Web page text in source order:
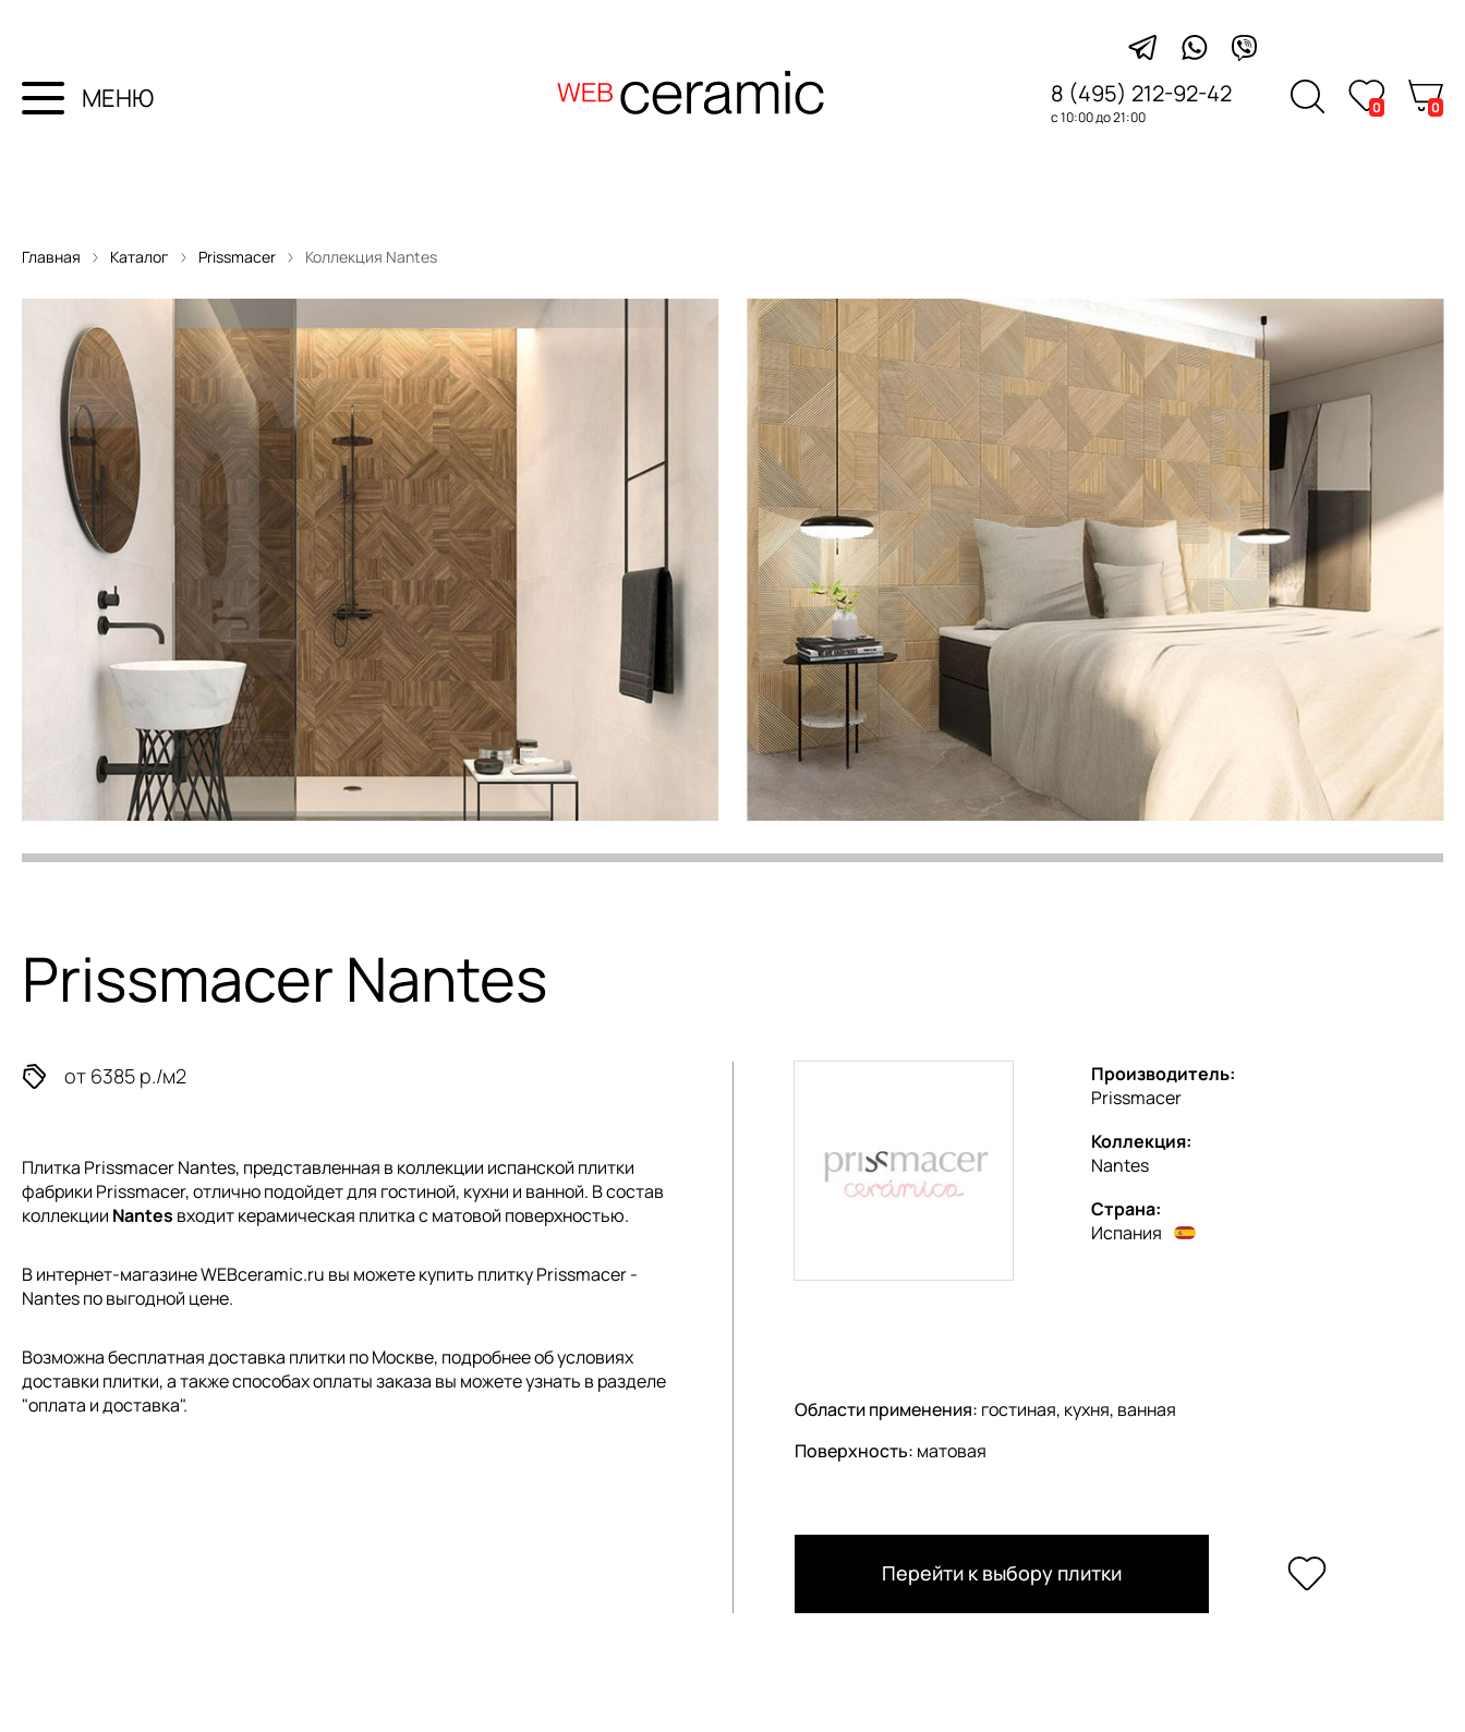
МЕНЮ 8 (495) 212-92-42
с 10:00 до 21:00
0 0
Главная Каталог Prissmacer Коллекция Nantes
Prissmacer Nantes
от 6385 р./м2
Плитка Prissmacer Nantes, представленная в коллекции испанской плитки
фабрики Prissmacer, отлично подойдет для гостиной, кухни и ванной. В состав
коллекции Nantes входит керамическая плитка с матовой поверхностью.
В интернет-магазине WEBceramic.ru вы можете купить плитку Prissmacer -
Nantes по выгодной цене.
Возможна бесплатная доставка плитки по Москве, подробнее об условиях
доставки плитки, а также способах оплаты заказа вы можете узнать в разделе
"оплата и доставка".
Производитель:
Prissmacer
Коллекция:
Nantes
Страна:
Испания
Области применения: гостиная, кухня, ванная
Поверхность: матовая
Перейти к выбору плитки